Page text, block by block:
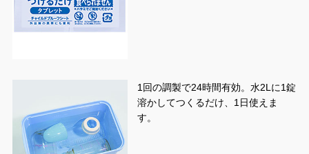
1回の調製で24時間有効。水2Lに1錠
溶かしてつくるだけ、1日使えま
す。